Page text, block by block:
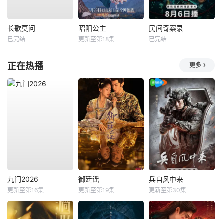
长歌莫问
已完结
昭阳公主
更新至第18集
民间奇案录
已完结
正在热播 更多
九门2026
更新至第16集
御廷谣
更新至第19集
兵自风中来
更新至第30集